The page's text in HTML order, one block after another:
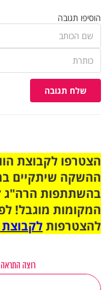
הוסיפו תגובה
שלח תגובה
ההשקה שיתקיים
בהשתתפות הרה"ג
המקומות מוגבל!
להצטרפותלקבוצת
רוצה